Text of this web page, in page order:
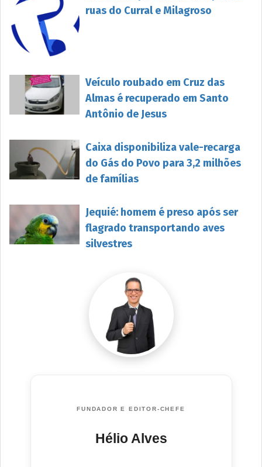
ruas do Curral e Milagroso
Veículo roubado em Cruz das
Almas é recuperado em Santo
Antônio de Jesus
Caixa disponibiliza vale-recarga
do Gás do Povo para 3,2 milhões
de famílias
Jequié: homem é preso após ser
flagrado transportando aves
silvestres
FUNDADOR E EDITOR-CHEFE
Hélio Alves